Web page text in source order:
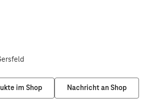
im Shop Nachricht an Shop